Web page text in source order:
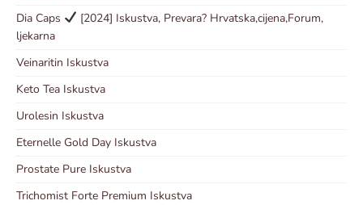
Dia Caps
[2024] Iskustva, Prevara? Hrvatska,cijena,Forum,
ljekarna
Veinaritin Iskustva
Keto Tea Iskustva
Urolesin Iskustva
Eternelle Gold Day Iskustva
Prostate Pure Iskustva
Trichomist Forte Premium Iskustva